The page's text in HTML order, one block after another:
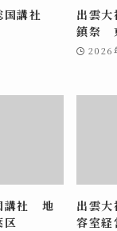
国講社
出雲
鎮祭
2026
講社 地
出雲
容室